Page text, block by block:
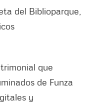
del Biblioparque,
que
de Funza
y